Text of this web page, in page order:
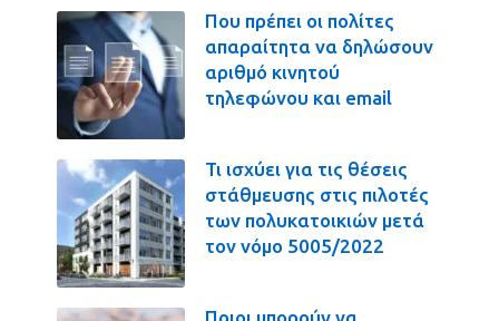
Που πρέπει οι πολίτες
απαραίτητα να δηλώσουν
αριθμό κινητού
τηλεφώνου και email
Τι ισχύει για τις θέσεις
στάθμευσης στις πιλοτές
των πολυκατοικιών μετά
τον νόμο 5005/2022